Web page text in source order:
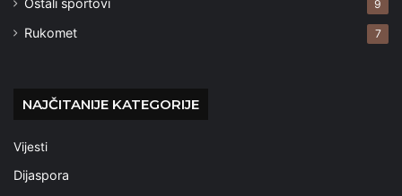
9
Rukomet 7
NAJČITANIJE KATEGORIJE
Vijesti
Dijaspora